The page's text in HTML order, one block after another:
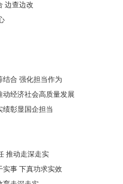
边查边改
结合 强化担当作为
经济社会高质量发展
绩彰显国企担当
推动走深走实
实事 下真功求实效